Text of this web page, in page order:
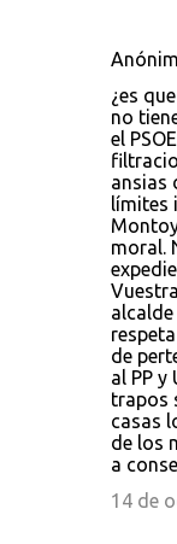
¿es
no
el
ansias
límites
moral.
de
al PP y
trapos
casas
de los
a
14 de